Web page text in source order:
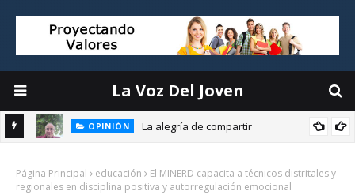
La Voz Del Joven
OPINIÓN La alegría de compartir
El liderazgo directivo: la clave para transformar la educación
Página Principal educación
El MINERD capacita a técnicos distritales y
regionales en disciplina positiva y autorregulación emocional